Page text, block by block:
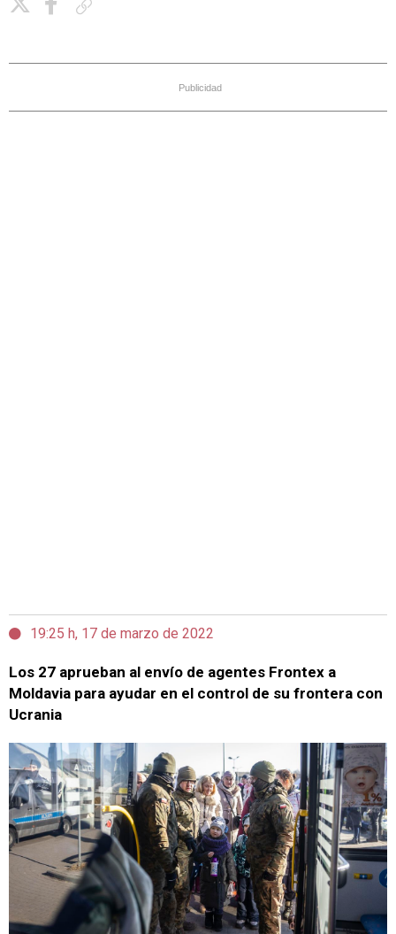
Publicidad
19:25 h, 17 de marzo de 2022
Los 27 aprueban al envío de agentes Frontex a
Moldavia para ayudar en el control de su frontera con
Ucrania